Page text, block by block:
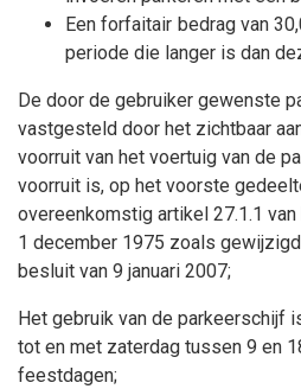
Een forfaitair bedrag van
periode die langer is dan
De door de gebruiker gewenste
vastgesteld door het zichtbaar
voorruit van het voertuig van de
voorruit is, op het voorste
overeenkomstig artikel 27.1.1
1 december 1975 zoals
besluit van 9 januari 2007;
Het gebruik van de parkeerschijf
tot en met zaterdag tussen 9 en
feestdagen;